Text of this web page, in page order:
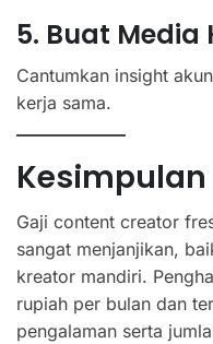
5. Buat Media
Cantumkan insight
kerja sama.
Kesimpulan
Gaji content creator
sangat menjanjikan,
kreator mandiri.
rupiah per bulan dan
pengalaman serta